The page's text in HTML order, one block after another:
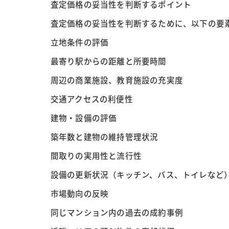
査定価格の妥当性を判断するポイント
査定価格の妥当性を判断するために、以下の要
立地条件の評価
最寄り駅からの距離と所要時間
周辺の商業施設、教育施設の充実度
交通アクセスの利便性
建物・設備の評価
築年数と建物の維持管理状況
間取りの実用性と流行性
設備の更新状況（キッチン、バス、トイレなど）
市場動向の反映
同じマンション内の過去の成約事例